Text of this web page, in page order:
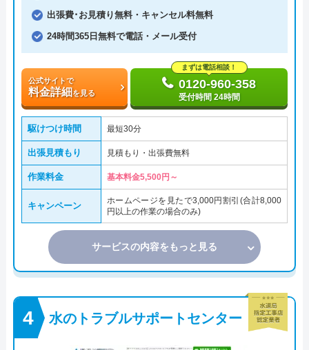
出張費･お見積り無料・キャンセル料無料
24時間365日無料で電話・メール受付
公式サイトで
料金詳細を見る
まずは電話相談！
0120-960-358
受付時間 24時間
駆けつけ時間 最短30分
出張見積もり 見積もり・出張費無料
作業料金 基本料金5,500円～
キャンペーン
ホームページを見たで3,000円割引(合計8,000
円以上の作業の場合のみ)
サービスの内容をもっと見る
水のトラブルサポートセンター